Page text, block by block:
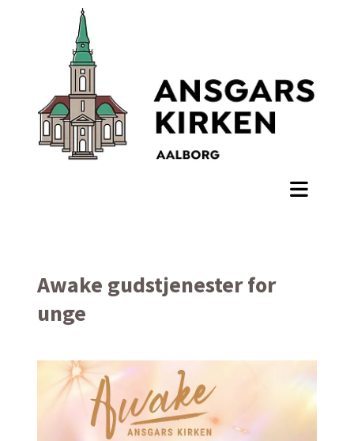
Awake gudstjenester for
unge